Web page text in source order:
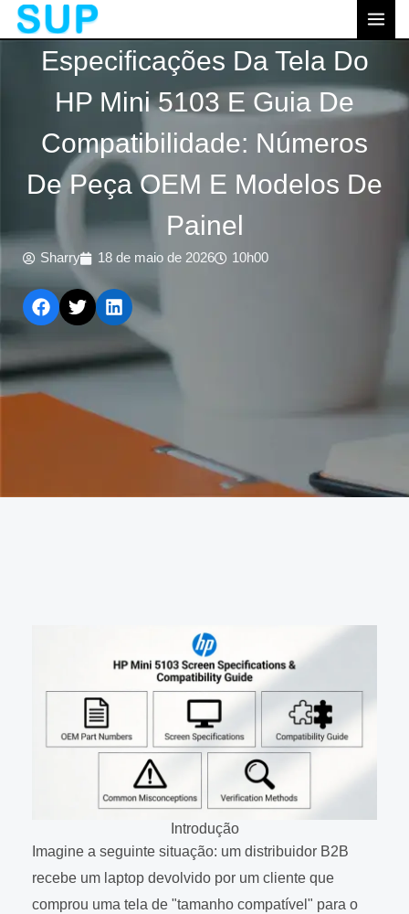
至
Especificações Da Tela Do
HP Mini 5103 E Guia De
Compatibilidade: Números
De Peça OEM E Modelos De
Painel
Sharry 18 de maio de 2026 10h00
Introdução
Imagine a seguinte situação: um distribuidor B2B
recebe um laptop devolvido por um cliente que
comprou uma tela de "tamanho compatível" para o